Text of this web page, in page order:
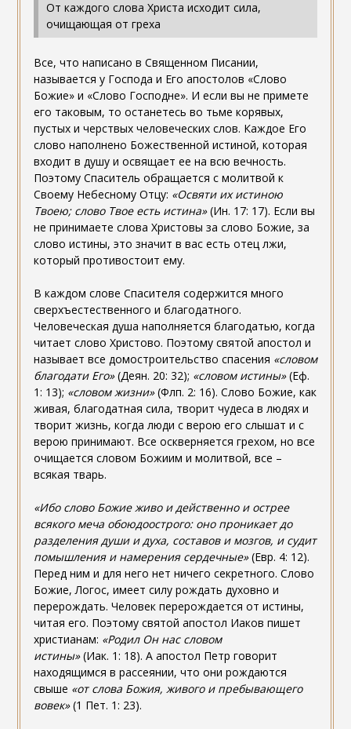
От каждого слова Христа исходит сила,
очищающая от греха
Все, что написано в Священном Писании,
называется у Господа и Его апостолов «Слово
Божие» и «Слово Господне». И если вы не примете
его таковым, то останетесь во тьме корявых,
пустых и черствых человеческих слов. Каждое Его
слово наполнено Божественной истиной, которая
входит в душу и освящает ее на всю вечность.
Поэтому Спаситель обращается с молитвой к
Своему Небесному Отцу: «Освяти их истиною
Твоею; слово Твое есть истина»(Ин. 17: 17). Если вы
не принимаете слова Христовы за слово Божие, за
слово истины, это значит в вас есть отец лжи,
который противостоит ему.
В каждом слове Спасителя содержится много
сверхъестественного и благодатного.
Человеческая душа наполняется благодатью, когда
читает слово Христово. Поэтому святой апостол и
называет все домостроительство спасения «словом
благодати Его»(Деян. 20: 32); «словом истины»(Еф.
1: 13); «словом жизни»(Флп. 2: 16). Слово Божие, как
живая, благодатная сила, творит чудеса в людях и
творит жизнь, когда люди с верою его слышат и с
верою принимают. Все оскверняется грехом, но все
очищается словом Божиим и молитвой, все –
всякая тварь.
«Ибо слово Божие живо и действенно и острее
всякого меча обоюдоострого: оно проникает до
разделения души и духа, составов и мозгов, и судит
помышления и намерения сердечные»(Евр. 4: 12).
Перед ним и для него нет ничего секретного. Слово
Божие, Логос, имеет силу рождать духовно и
перерождать. Человек перерождается от истины,
читая его. Поэтому святой апостол Иаков пишет
христианам: «Родил Он нас словом
истины»(Иак. 1: 18). А апостол Петр говорит
находящимся в рассеянии, что они рождаются
свыше «от слова Божия, живого и пребывающего
вовек»(1 Пет. 1: 23).